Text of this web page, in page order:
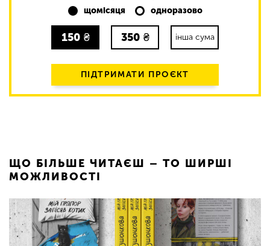
щомісяця
одноразово
150 ₴ 350 ₴ інша сума
ПІДТРИМАТИ ПРОЄКТ
ЩО БІЛЬШЕ ЧИТАЄШ – ТО ШИРШІ
МОЖЛИВОСТІ